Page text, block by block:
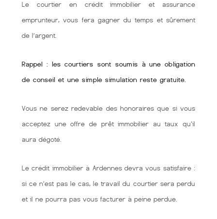
Le courtier en crédit immobilier et assurance
emprunteur, vous fera gagner du temps et sûrement
de l’argent.
Rappel : les courtiers sont soumis à une obligation
de conseil et une simple simulation reste gratuite.
Vous ne serez redevable des honoraires que si vous
acceptez une offre de prêt immobilier au taux qu'il
aura dégoté.
Le crédit immobilier à Ardennes devra vous satisfaire :
si ce n’est pas le cas, le travail du courtier sera perdu
et il ne pourra pas vous facturer à peine perdue.